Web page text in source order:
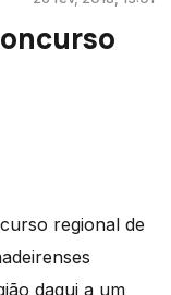
regional de
daqui a um